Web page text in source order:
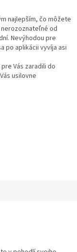
najlepším, čo môžete
od
Nevýhodou pre
po aplikácii vyvíja asi
Vás zaradili do
usilovne